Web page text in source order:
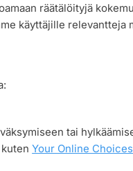
räätälöityjä
käyttäjille relevantteja
tai
kutenYour Online Choices